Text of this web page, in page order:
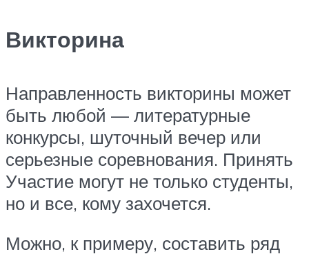
Викторина
Направленность викторины может
быть любой — литературные
конкурсы, шуточный вечер или
серьезные соревнования. Принять
Участие могут не только студенты,
но и все, кому захочется.
Можно, к примеру, составить ряд